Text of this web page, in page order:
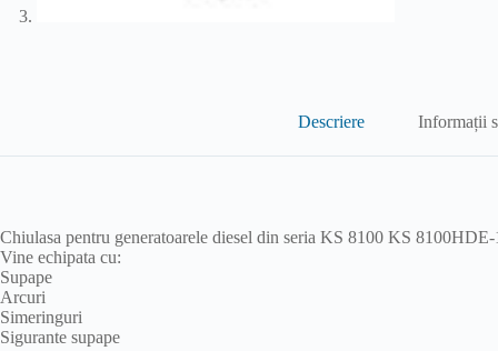
Descriere Informații
Chiulasa pentru generatoarele diesel din seria KS 8100 KS
Vine echipata cu:
Supape
Arcuri
Simeringuri
Sigurante supape